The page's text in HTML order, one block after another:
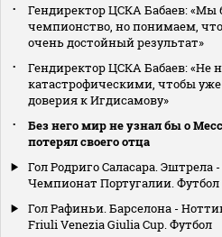
Гендиректор ЦСКА Бабаев: «Мы
чемпионство, но понимаем,
очень достойный результат»
Гендиректор ЦСКА Бабаев: «Не
катастрофическими, чтобы уже
доверия к Игдисамову»
Без него мир не узнал бы о
потерял своего отца
Гол Родриго Саласара. Эштрела
Чемпионат Португалии. Футбол
Гол Рафиньи. Барселона -
Friuli Venezia Giulia Cup. Футбол